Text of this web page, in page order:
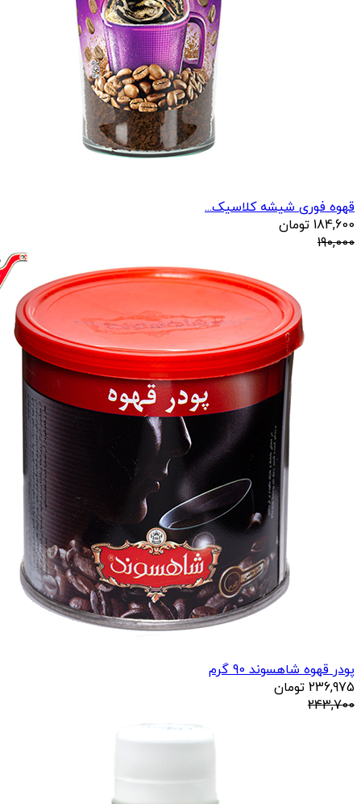
قهوه فوری شیشه کلاسیک...
184,600 تومان
190,000
پودر قهوه شاهسوند 90 گرم
236,975 تومان
243,700